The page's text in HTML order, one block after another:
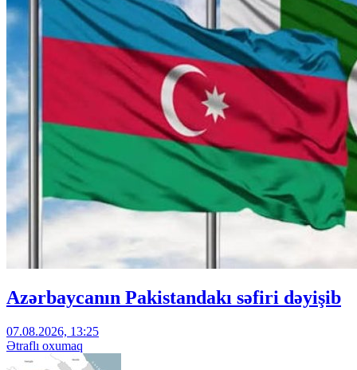
Azərbaycanın Pakistandakı səfiri dəyişib
07.08.2026, 13:25
Ətraflı oxumaq